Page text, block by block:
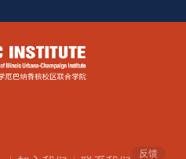
反馈